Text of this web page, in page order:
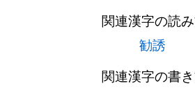
関連漢字の読
勧誘
関連漢字の書